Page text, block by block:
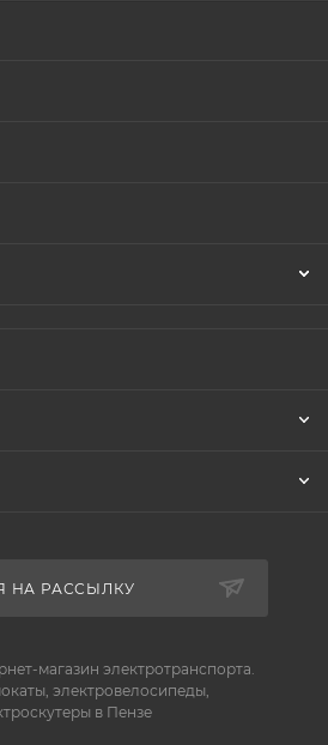
НА РАССЫЛКУ
магазин электротранспорта.
электровелосипеды,
в Пензе